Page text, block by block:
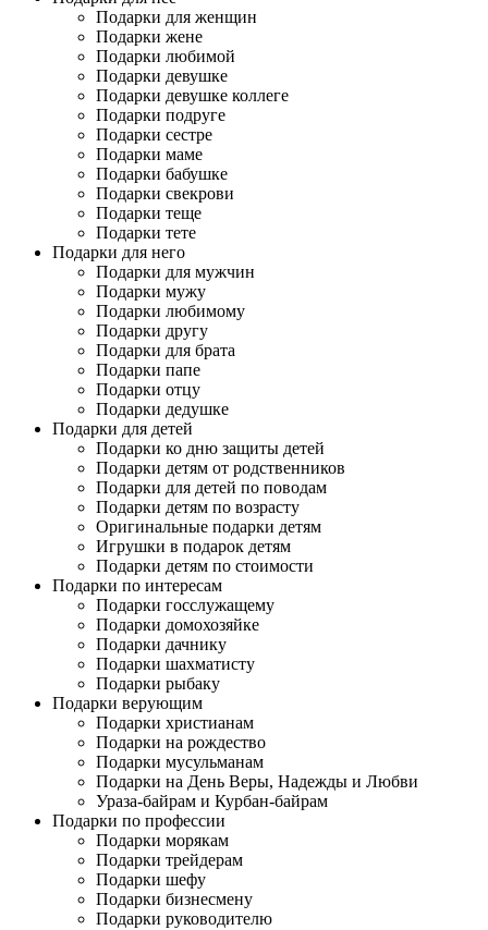
Подарки для женщин
Подарки жене
Подарки любимой
Подарки девушке
Подарки девушке коллеге
Подарки подруге
Подарки сестре
Подарки маме
Подарки бабушке
Подарки свекрови
Подарки теще
Подарки тете
Подарки для него
Подарки для мужчин
Подарки мужу
Подарки любимому
Подарки другу
Подарки для брата
Подарки папе
Подарки отцу
Подарки дедушке
Подарки для детей
Подарки ко дню защиты детей
Подарки детям от родственников
Подарки для детей по поводам
Подарки детям по возрасту
Оригинальные подарки детям
Игрушки в подарок детям
Подарки детям по стоимости
Подарки по интересам
Подарки госслужащему
Подарки домохозяйке
Подарки дачнику
Подарки шахматисту
Подарки рыбаку
Подарки верующим
Подарки христианам
Подарки на рождество
Подарки мусульманам
Подарки на День Веры, Надежды и Любви
Ураза-байрам и Курбан-байрам
Подарки по профессии
Подарки морякам
Подарки трейдерам
Подарки шефу
Подарки бизнесмену
Подарки руководителю